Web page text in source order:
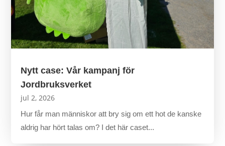
Nytt case: Vår kampanj för
Jordbruksverket
jul 2, 2026
Hur får man människor att bry sig om ett hot de kanske
aldrig har hört talas om? I det här caset...